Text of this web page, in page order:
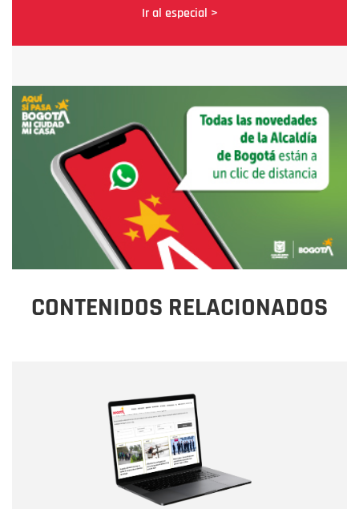
Ir al especial >
CONTENIDOS RELACIONADOS
Correo electrónico
Tipo de comentario